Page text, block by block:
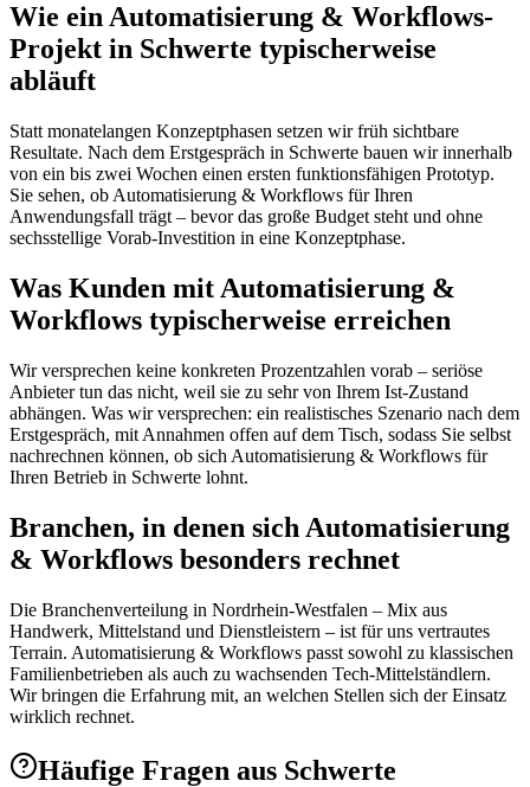
Wie ein Automatisierung & Workflows-
Projekt in Schwerte typischerweise
abläuft
Statt monatelangen Konzeptphasen setzen wir früh sichtbare
Resultate. Nach dem Erstgespräch in Schwerte bauen wir innerhalb
von ein bis zwei Wochen einen ersten funktionsfähigen Prototyp.
Sie sehen, ob Automatisierung & Workflows für Ihren
Anwendungsfall trägt – bevor das große Budget steht und ohne
sechsstellige Vorab-Investition in eine Konzeptphase.
Was Kunden mit Automatisierung &
Workflows typischerweise erreichen
Wir versprechen keine konkreten Prozentzahlen vorab – seriöse
Anbieter tun das nicht, weil sie zu sehr von Ihrem Ist-Zustand
abhängen. Was wir versprechen: ein realistisches Szenario nach dem
Erstgespräch, mit Annahmen offen auf dem Tisch, sodass Sie selbst
nachrechnen können, ob sich Automatisierung & Workflows für
Ihren Betrieb in Schwerte lohnt.
Branchen, in denen sich Automatisierung
& Workflows besonders rechnet
Die Branchenverteilung in Nordrhein-Westfalen – Mix aus
Handwerk, Mittelstand und Dienstleistern – ist für uns vertrautes
Terrain. Automatisierung & Workflows passt sowohl zu klassischen
Familienbetrieben als auch zu wachsenden Tech-Mittelständlern.
Wir bringen die Erfahrung mit, an welchen Stellen sich der Einsatz
wirklich rechnet.
Häufige Fragen aus Schwerte